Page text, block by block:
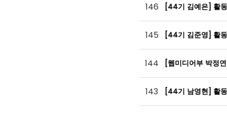
146 [44기 김예은] 활
145 [44기 김준영] 활
144 [웹미디어부 박정
143 [44기 남영현] 활